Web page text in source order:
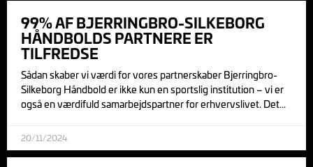
99% AF BJERRINGBRO-SILKEBORG
HÅNDBOLDS PARTNERE ER
TILFREDSE
Sådan skaber vi værdi for vores partnerskaber Bjerringbro-
Silkeborg Håndbold er ikke kun en sportslig institution – vi er
også en værdifuld samarbejdspartner for erhvervslivet. Det
20/11/2024